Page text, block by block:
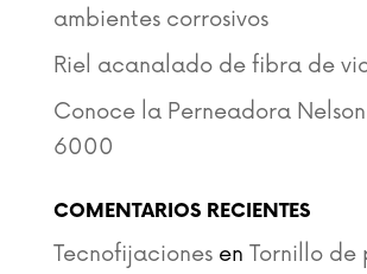
ambientes corrosivos
Riel acanalado de fibra de
Conoce la Perneadora
6000
COMENTARIOS RECIENTES
Tecnofijacionesen Tornillo de